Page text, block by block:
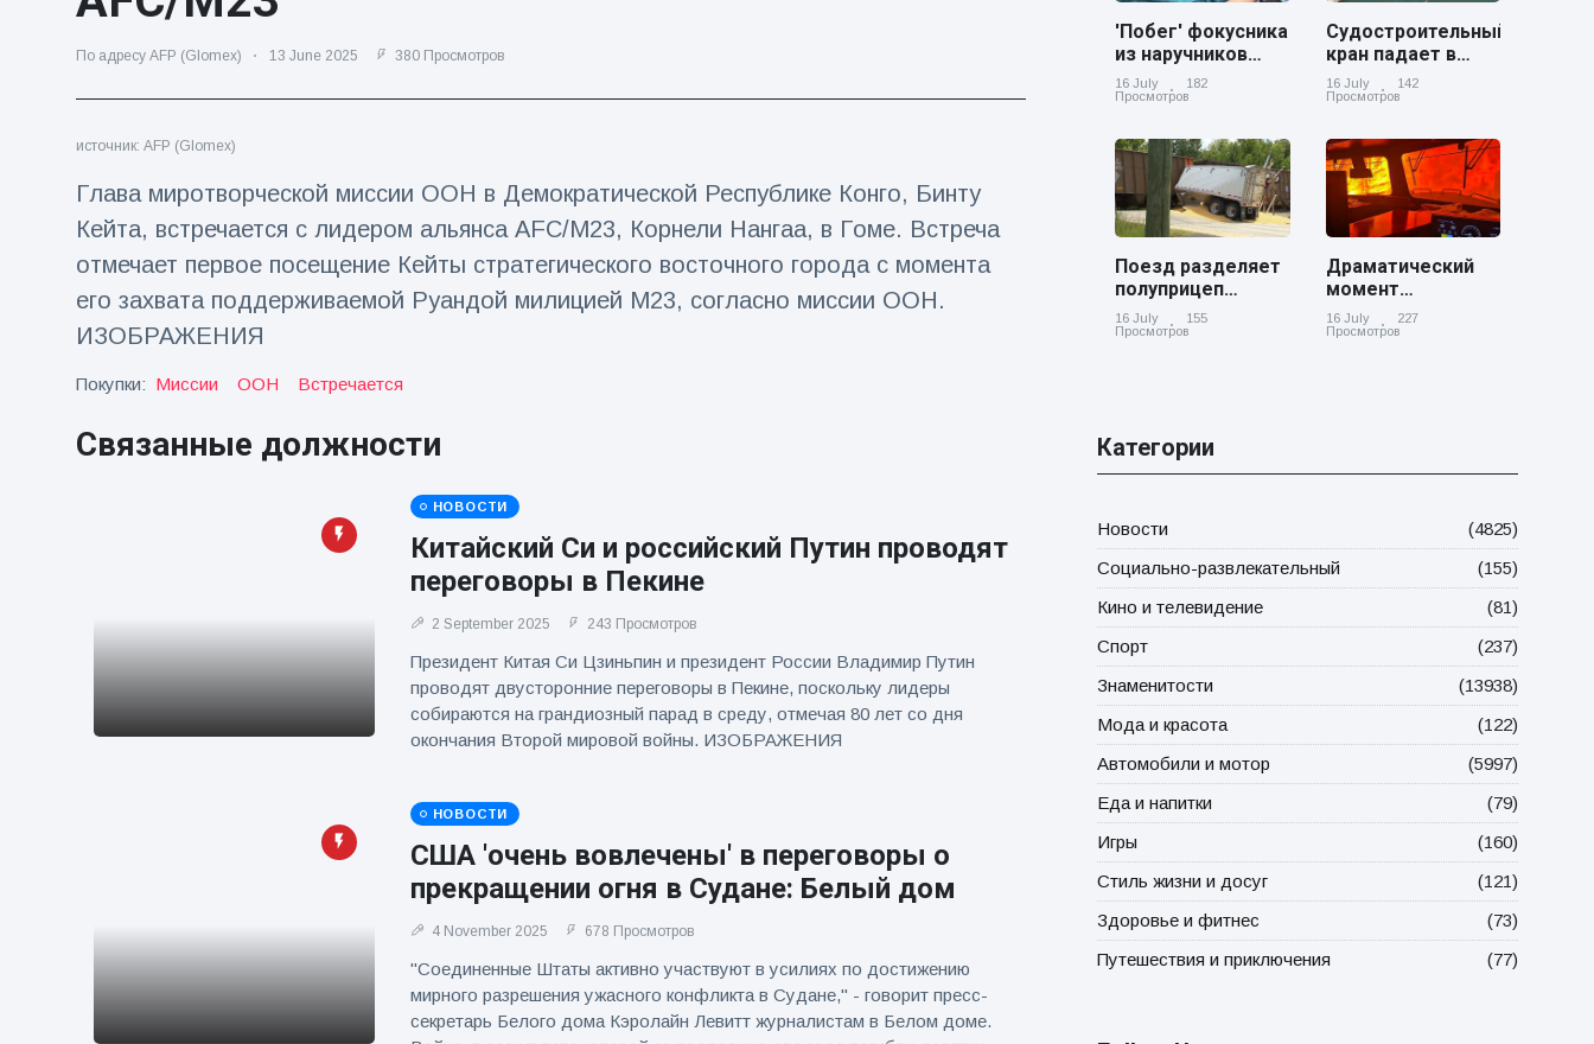
'Побег'
фокусника из
наручников
вызвал смех у
аудитории
Консерваторы
отмечают
первого
тапира в
зоопарке
Просмотров
Мужчина из
По адресу AFP (Glomex) 13 June 2025 380 Просмотров
источник: AFP (Glomex)
Глава миротворческой миссии ООН в Демократической Республике Конго, Бинту
Кейта, встречается с лидером альянса AFC/M23, Корнели Нангаа, в Гоме. Встреча
отмечает первое посещение Кейты стратегического восточного города с момента
его захвата поддерживаемой Руандой милицией M23, согласно миссии ООН.
ИЗОБРАЖЕНИЯ
Покупки: Миссии ООН Встречается
Связанные должности
НОВОСТИ
Китайский Си и российский Путин проводят
переговоры в Пекине
2 September 2025 243 Просмотров
Президент Китая Си Цзиньпин и президент России Владимир Путин
проводят двусторонние переговоры в Пекине, поскольку лидеры
собираются на грандиозный парад в среду, отмечая 80 лет со дня
окончания Второй мировой войны. ИЗОБРАЖЕНИЯ
НОВОСТИ
США 'очень вовлечены' в переговоры о
прекращении огня в Судане: Белый дом
4 November 2025 678 Просмотров
"Соединенные Штаты активно участвуют в усилиях по достижению
мирного разрешения ужасного конфликта в Судане," - говорит пресс-
секретарь Белого дома Кэролайн Левитт журналистам в Белом доме.
'Побег' фокусника
из наручников
вызвал смех у
аудитории
16 July
182
Просмотров
Судостроительный
кран падает в
реку Купер возле
Чарльстона
16 July
142
Просмотров
Поезд разделяет
полуприцеп
пополам на
железнодорожном
16 July
155
Просмотров
Драматический
момент
канадский
грузовой поезд
16 July
227
Просмотров
Категории
Новости
(4825)
Социально-развлекательный
(155)
Кино и телевидение
(81)
Спорт
(237)
Знаменитости
(13938)
Мода и красота
(122)
Автомобили и мотор
(5997)
Еда и напитки
(79)
Игры
(160)
Стиль жизни и досуг
(121)
Здоровье и фитнес
(73)
Путешествия и приключения
(77)